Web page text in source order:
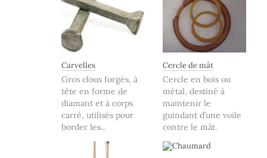
Carvelles
Gros clous forgés, à
tête en forme de
diamant et à corps
carré, utilisés pour
border les...
Cercle de mât
Cercle en bois ou
métal, destiné à
maintenir le
guindant d’une voile
contre le mât.